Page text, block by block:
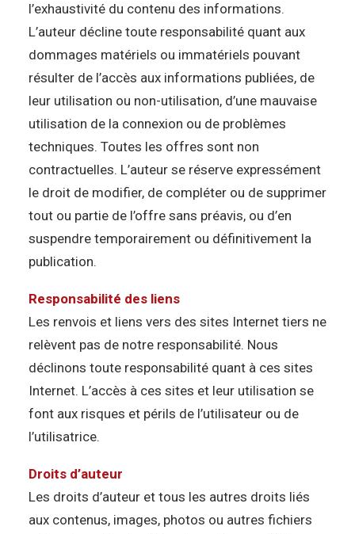
l’exhaustivité du contenu des informations.
L’auteur décline toute responsabilité quant aux
dommages matériels ou immatériels pouvant
résulter de l’accès aux informations publiées, de
leur utilisation ou non-utilisation, d’une mauvaise
utilisation de la connexion ou de problèmes
techniques. Toutes les offres sont non
contractuelles. L’auteur se réserve expressément
le droit de modifier, de compléter ou de supprimer
tout ou partie de l’offre sans préavis, ou d’en
suspendre temporairement ou définitivement la
publication.
Responsabilité des liens
Les renvois et liens vers des sites Internet tiers ne
relèvent pas de notre responsabilité. Nous
déclinons toute responsabilité quant à ces sites
Internet. L’accès à ces sites et leur utilisation se
font aux risques et périls de l’utilisateur ou de
l’utilisatrice.
Droits d’auteur
Les droits d’auteur et tous les autres droits liés
aux contenus, images, photos ou autres fichiers